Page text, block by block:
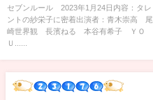
セブンルール 2023年1月24日内容：タレ
ントの紗栄子に密着出演者：青木崇高 尾
崎世界観 長濱ねる 本谷有希子 ＹＯ
Ｕ......